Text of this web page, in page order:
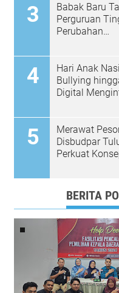
Babak Baru
Perguruan
Perubahan
Hari Anak
Bullying
Digital
Ramah Anak
Merawat
Disbudpar
Perkuat
BERITA